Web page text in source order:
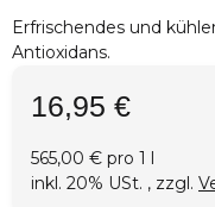
Erfrischendes und
Antioxidans.
16,95 €
565,00 € pro 1 l
inkl. 20% USt. , zzgl.